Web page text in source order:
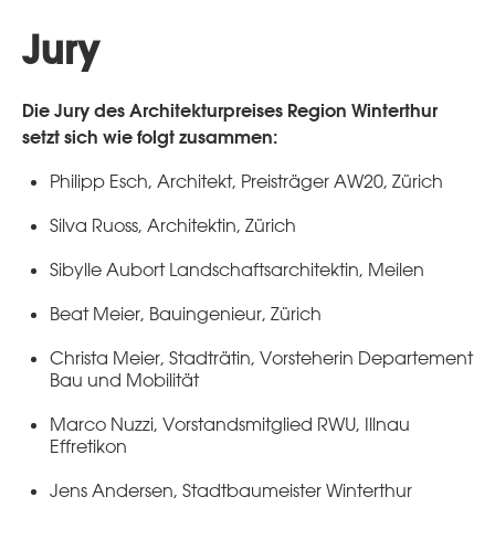
Jury
Die Jury des Architekturpreises Region Winterthur
setzt sich wie folgt zusammen:
Philipp Esch, Architekt, Preisträger AW20, Zürich
Silva Ruoss, Architektin, Zürich
Sibylle Aubort Landschaftsarchitektin, Meilen
Beat Meier, Bauingenieur, Zürich
Christa Meier, Stadträtin, Vorsteherin Departement
Bau und Mobilität
Marco Nuzzi, Vorstandsmitglied RWU, Illnau
Effretikon
Jens Andersen, Stadtbaumeister Winterthur